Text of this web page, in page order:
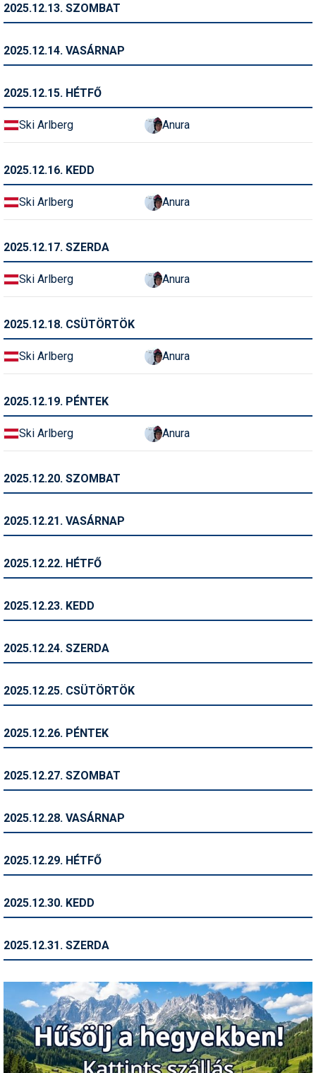
Sífutás
Símánia
Síoktatás
Síruházat
Síugrás
Snowboardfelszerelés
Sportorvos
Szakértők
Szánkó
Telemark
Téli sportok
Történelem
Túrasí
Utazási tippek
Védőfelszerelés
2025.12.13. SZOMBAT
2025.12.14. VASÁRNAP
2025.12.15. HÉTFŐ
Ski Arlberg Anura
2025.12.16. KEDD
Ski Arlberg Anura
2025.12.17. SZERDA
Ski Arlberg Anura
2025.12.18. CSÜTÖRTÖK
Ski Arlberg Anura
2025.12.19. PÉNTEK
Ski Arlberg Anura
2025.12.20. SZOMBAT
2025.12.21. VASÁRNAP
2025.12.22. HÉTFŐ
2025.12.23. KEDD
2025.12.24. SZERDA
2025.12.25. CSÜTÖRTÖK
2025.12.26. PÉNTEK
2025.12.27. SZOMBAT
2025.12.28. VASÁRNAP
2025.12.29. HÉTFŐ
2025.12.30. KEDD
2025.12.31. SZERDA